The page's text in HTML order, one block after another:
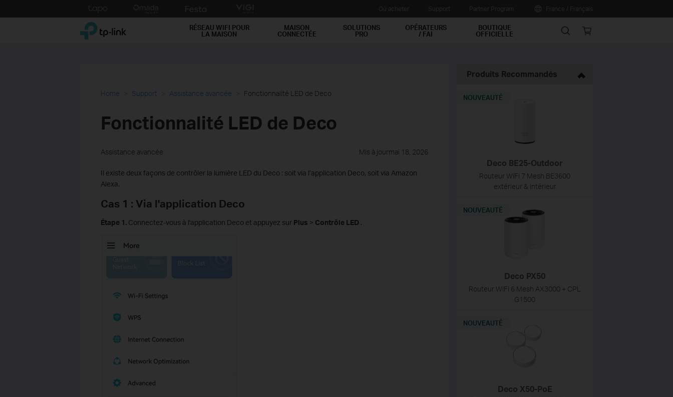
to
TP-Link, Reliably Smart RÉSEAU WIFI POUR
LA MAISON
MAISON
CONNECTÉE
SOLUTIONS
PRO
OPÉRATEURS
/ FAI
BOUTIQUE
OFFICIELLE Search Online
Home Support Assistance avancée Fonctionnalité LED de Deco
Fonctionnalité LED de Deco
Assistance avancée Mis à jourmai 18, 2026
Il existe deux façons de contrôler la lumière LED du Deco : soit via l’application Deco, soit via Amazon
Alexa.
Cas 1 : Via l'application Deco
Étape 1.Connectez-vous à l'application Deco et appuyez sur Plus > Contrôle LED .
Produits Recommandés
Deco BE25-Outdoor
Routeur WiFi 7 Mesh BE3600
extérieur & intérieur
NOUVEAUTÉ
Deco PX50
Routeur WiFi 6 Mesh AX3000 + CPL
G1500
NOUVEAUTÉ
Deco X50-PoE
NOUVEAUTÉ